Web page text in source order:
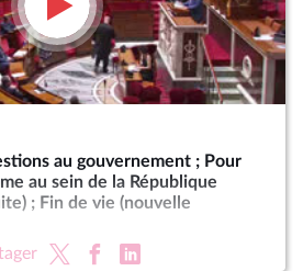
au gouvernement ; Pour
au sein de la République
; Fin de vie (nouvelle